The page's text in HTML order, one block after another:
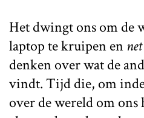
Het dwingt ons om de
laptop te kruipen ennet
denken over wat de
vindt. Tijd die, om
over de wereld om